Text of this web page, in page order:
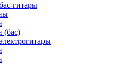
гитары
(бас)